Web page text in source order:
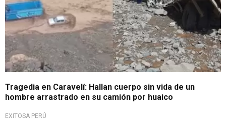
Tragedia en Caravelí: Hallan cuerpo sin vida de un
hombre arrastrado en su camión por huaico
EXITOSA PERÚ